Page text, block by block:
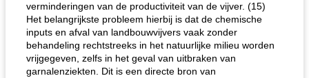
verminderingen van de productiviteit van de vijver. (15)
Het belangrijkste probleem hierbij is dat de chemische
inputs en afval van landbouwvijvers vaak zonder
behandeling rechtstreeks in het natuurlijke milieu worden
vrijgegeven, zelfs in het geval van uitbraken van
garnalenziekten. Dit is een directe bron van